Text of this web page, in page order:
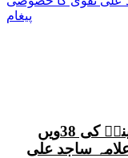
شہید قائد علامہ عارف حسین الحسینیؒ کی 38ویں
ساجد علی